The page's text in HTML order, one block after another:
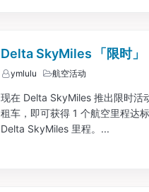
Delta SkyMiles 「限时」
ymlulu 航空活动
现在 Delta SkyMiles 推出限时活
租车，即可获得 1 个航空里程达
Delta SkyMiles 里程。...